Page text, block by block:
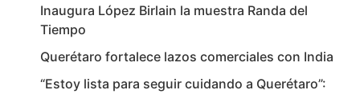
Inaugura López Birlain la muestra Randa del
Tiempo
Querétaro fortalece lazos comerciales con India
“Estoy lista para seguir cuidando a Querétaro”: